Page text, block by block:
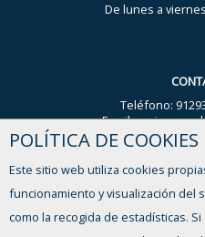
De lunes a
Teléfono:
Email:
WhatsApp
FORMULARIO
POLÍTICA DE COOKIES
Este sitio web utiliza cookies
funcionamiento y visualización del
como la recogida de estadísticas.